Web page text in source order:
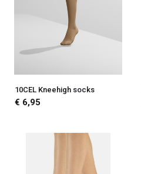
10CEL Kneehigh socks
€ 6,95